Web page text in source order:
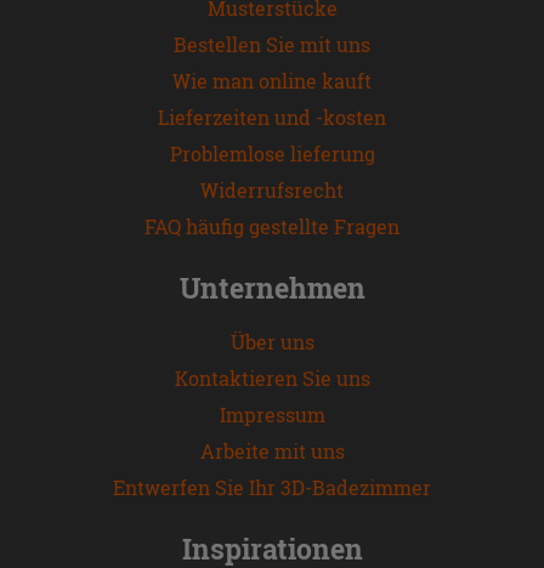
Musterstücke
Bestellen Sie mit uns
Wie man online kauft
Lieferzeiten und -kosten
Problemlose lieferung
Widerrufsrecht
FAQ häufig gestellte Fragen
Unternehmen
Über uns
Kontaktieren Sie uns
Impressum
Arbeite mit uns
Entwerfen Sie Ihr 3D-Badezimmer
Inspirationen